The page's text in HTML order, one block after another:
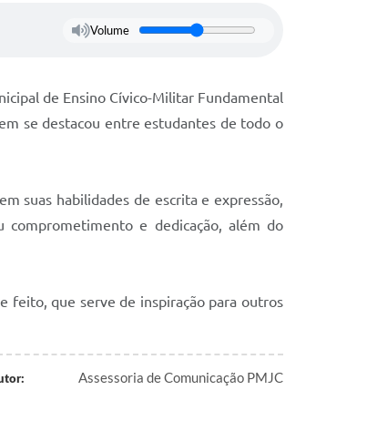
Volume
de Ensino Cívico-Militar Fundamental
se destacou entre estudantes de todo o
suas habilidades de escrita e expressão,
comprometimento e dedicação, além do
feito, que serve de inspiração para outros
Assessoria de Comunicação PMJC